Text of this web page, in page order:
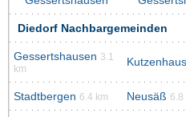
Diedorf Nachbargemeinden
Gessertshausen 3.1
km
Stadtbergen 6.4 km Neusäß 6.8